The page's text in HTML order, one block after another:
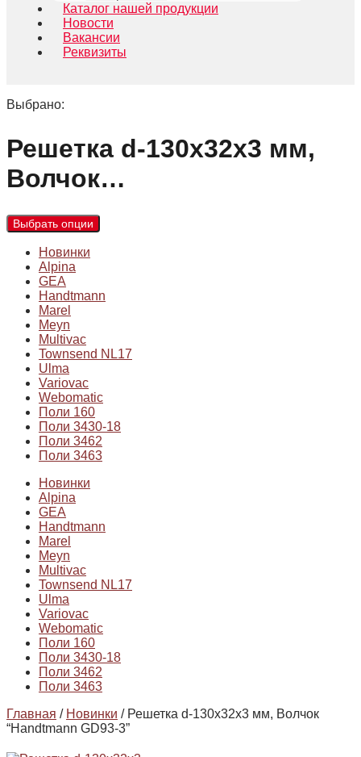
Каталог нашей продукции
Новости
Вакансии
Реквизиты
Выбрано:
Решетка d-130х32х3 мм,
Волчок…
Выбрать опции
Новинки
Alpina
GEA
Handtmann
Marel
Meyn
Multivac
Townsend NL17
Ulma
Variovac
Webomatic
Поли 160
Поли 3430-18
Поли 3462
Поли 3463
Новинки
Alpina
GEA
Handtmann
Marel
Meyn
Multivac
Townsend NL17
Ulma
Variovac
Webomatic
Поли 160
Поли 3430-18
Поли 3462
Поли 3463
Главная / Новинки / Решетка d-130х32х3 мм, Волчок
“Handtmann GD93-3”